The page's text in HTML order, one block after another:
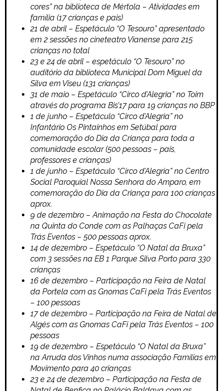
cores” na biblioteca de Mértola – Atividades em
família (17 crianças e pais)
21 de abril – Espetáculo “O Tesouro” apresentado
em 2 sessões no cineteatro Vianense para 215
crianças no total
23 e 24 de abril – espetáculo “O Tesouro” no
auditório da biblioteca Municipal Dom Miguel da
Silva em Viseu (131 crianças)
31 de maio – Espetáculo “Circo d’Alegria” no Toim
através do programa Bis’17 para 19 crianças no BBP
1 de junho – Espetáculo “Circo d’Alegria” no
Infantário Os Pintainhos em Setúbal para
comemoração do Dia da Criança para toda a
comunidade escolar (500 pessoas – pais,
professores e crianças)
1 de junho – Espetáculo “Circo d’Alegria” no Centro
Social Paroquial Nossa Senhora do Amparo, em
comemoração do Dia da Criança para 100 crianças
aprox.
9 de dezembro – Animação na Festa do Chocolate
na Quinta do Conde com as Palhaças CaFi pela
Trás Eventos – 500 pessoas aprox.
14 de dezembro – Espetáculo “O Natal da Bruxa”
com 3 sessões na EB 1 Parque Silva Porto para 330
crianças
16 de dezembro – Participação na Feira de Natal
da Portela com as Gnomas CaFi pela Trás Eventos
– 100 pessoas
17 de dezembro – Participação na Feira de Natal de
Algés com as Gnomas CaFi pela Trás Eventos – 100
pessoas
19 de dezembro – Espetáculo “O Natal da Bruxa”
na Arruda dos Vinhos numa associação Famílias em
Movimento para 40 crianças
23 e 24 de dezembro – Participação na Festa de